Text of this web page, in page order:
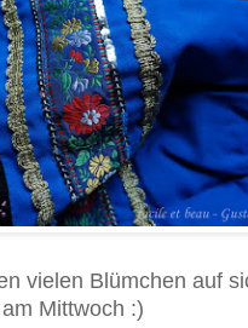
vielen Blümchen auf
Mittwoch :)